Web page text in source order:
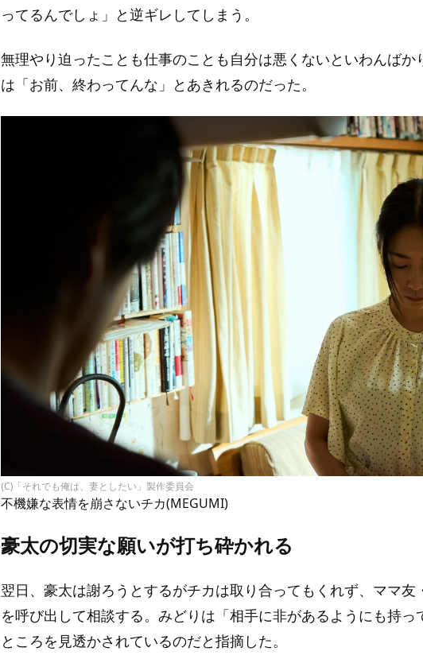
ってるんでしょ」と逆ギレしてしまう。
無理やり迫ったことも仕事のことも自分は悪くないといわんばか
は「お前、終わってんな」とあきれるのだった。
(C)「それでも俺は、妻としたい」製作委員会
不機嫌な表情を崩さないチカ(MEGUMI)
豪太の切実な願いが打ち砕かれる
翌日、豪太は謝ろうとするがチカは取り合ってもくれず、ママ友
を呼び出して相談する。みどりは「相手に非があるようにも持っ
ところを見透かされているのだと指摘した。